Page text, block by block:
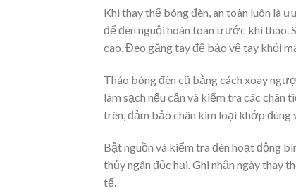
Khi thay thế bóng đèn, an toàn luôn là
để đèn nguội hoàn toàn trước khi
cao. Đeo găng tay để bảo vệ tay khỏi
Tháo bóng đèn cũ bằng cách xoay
làm sạch nếu cần và kiểm tra các chân
trên, đảm bảo chân kim loại khớp đúng
Bật nguồn và kiểm tra đèn hoạt động
thủy ngân độc hại. Ghi nhận ngày thay
tế.